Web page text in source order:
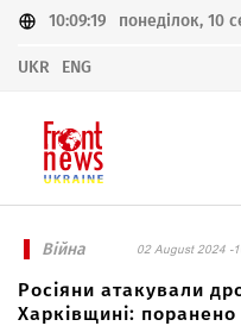
10:09:19 понеділок, 10
UKR ENG
Війна 02 August 2024 -
Росіяни атакували
Харківщині: